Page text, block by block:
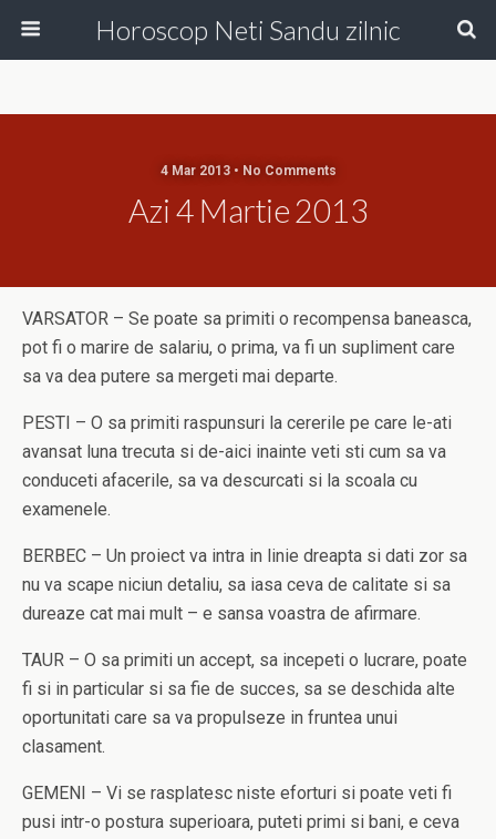
Horoscop Neti Sandu zilnic
4 Mar 2013 • No Comments
Azi 4 Martie 2013
VARSATOR – Se poate sa primiti o recompensa baneasca,
pot fi o marire de salariu, o prima, va fi un supliment care
sa va dea putere sa mergeti mai departe.
PESTI – O sa primiti raspunsuri la cererile pe care le-ati
avansat luna trecuta si de-aici inainte veti sti cum sa va
conduceti afacerile, sa va descurcati si la scoala cu
examenele.
BERBEC – Un proiect va intra in linie dreapta si dati zor sa
nu va scape niciun detaliu, sa iasa ceva de calitate si sa
dureaze cat mai mult – e sansa voastra de afirmare.
TAUR – O sa primiti un accept, sa incepeti o lucrare, poate
fi si in particular si sa fie de succes, sa se deschida alte
oportunitati care sa va propulseze in fruntea unui
clasament.
GEMENI – Vi se rasplatesc niste eforturi si poate veti fi
pusi intr-o postura superioara, puteti primi si bani, e ceva